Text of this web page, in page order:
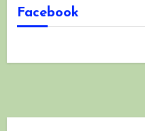
Facebook